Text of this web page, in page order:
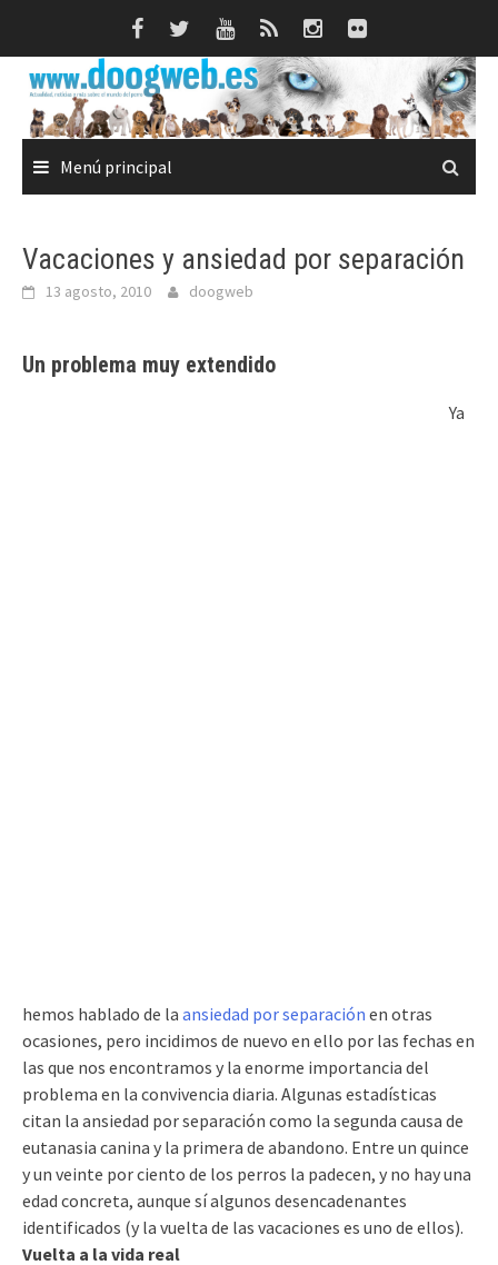
Menú principal
Vacaciones y ansiedad por separación
13 agosto, 2010 doogweb
Un problema muy extendido
Ya
hemos hablado de la ansiedad por separación en otras
ocasiones, pero incidimos de nuevo en ello por las fechas en
las que nos encontramos y la enorme importancia del
problema en la convivencia diaria. Algunas estadísticas
citan la ansiedad por separación como la segunda causa de
eutanasia canina y la primera de abandono. Entre un quince
y un veinte por ciento de los perros la padecen, y no hay una
edad concreta, aunque sí algunos desencadenantes
identificados (y la vuelta de las vacaciones es uno de ellos).
Vuelta a la vida real